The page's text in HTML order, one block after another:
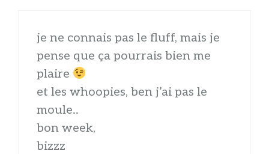
je ne connais pas le fluff, mais je
pense que ça pourrais bien me
plaire
et les whoopies, ben j’ai pas le
moule..
bon week,
bizzz